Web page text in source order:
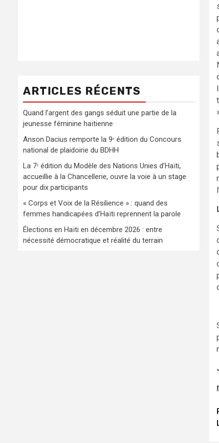
ARTICLES RÉCENTS
Quand l’argent des gangs séduit une partie de la
jeunesse féminine haïtienne
Anson Dacius remporte la 9ᵉ édition du Concours
national de plaidoirie du BDHH
La 7ᵉ édition du Modèle des Nations Unies d’Haïti,
accueillie à la Chancellerie, ouvre la voie à un stage
pour dix participants
« Corps et Voix de la Résilience » : quand des
femmes handicapées d’Haïti reprennent la parole
Élections en Haïti en décembre 2026 : entre
nécessité démocratique et réalité du terrain